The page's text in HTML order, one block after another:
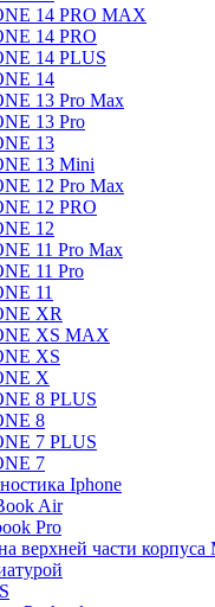
14 PRO MAX
14 PRO
14 PLUS
14
13 Pro Max
13 Pro
13
13 Mini
12 Pro Max
12 PRO
12
11 Pro Max
11 Pro
11
XR
XS MAX
XS
X
8 PLUS
8
7 PLUS
7
Iphone
Air
Pro
верхней части корпуса